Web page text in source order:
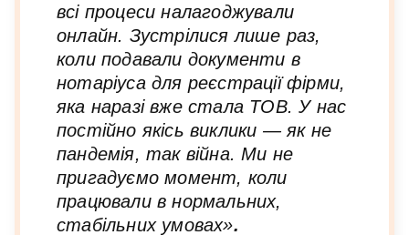
всі процеси налагоджували
онлайн. Зустрілися лише раз,
коли подавали документи в
нотаріуса для реєстрації фірми,
яка наразі вже стала ТОВ. У нас
постійно якісь виклики — як не
пандемія, так війна. Ми не
пригадуємо момент, коли
працювали в нормальних,
стабільних умовах».